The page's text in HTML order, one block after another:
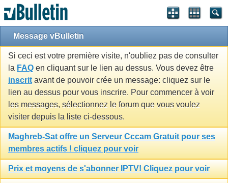
Message vBulletin
Si ceci est votre première visite, n'oubliez pas de consulter
la FAQ en cliquant sur le lien au dessus. Vous devez être
inscrit avant de pouvoir crée un message: cliquez sur le
lien au dessus pour vous inscrire. Pour commencer à voir
les messages, sélectionnez le forum que vous voulez
visiter depuis la liste ci-dessous.
Maghreb-Sat offre un Serveur Cccam Gratuit pour ses
membres actifs ! cliquez pour voir
Prix et moyens de s'abonner IPTV! Cliquez pour voir